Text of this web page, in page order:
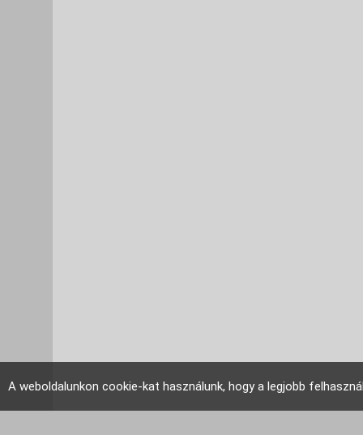
A weboldalunkon cookie-kat használunk, hogy a legjobb